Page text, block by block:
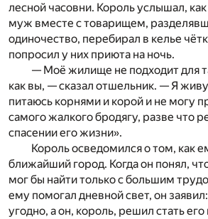
лесной часовни. Король услышал,
муж вместе с товарищем,
одиночество, перебирал в келье
попросил у них приюта на ночь.
— Моё жилище не подходит для
как вы, — сказал отшельник. — Я
питаюсь корнями и корой и не могу
самого жалкого бродягу, разве что
спасении его жизни».
Король осведомился о том, как
ближайший город. Когда он понял,
мог бы найти только с большим
ему помогал дневной свет, он
угодно, а он, король, решил стать его